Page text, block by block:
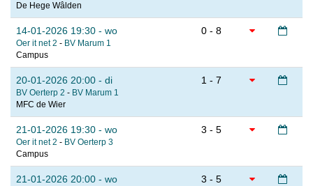
De Hege Wâlden
14-01-2026 19:30 - wo
Oer it net 2 - BV Marum 1
Campus
0 - 8
20-01-2026 20:00 - di
BV Oerterp 2 - BV Marum 1
MFC de Wier
1 - 7
21-01-2026 19:30 - wo
Oer it net 2 - BV Oerterp 3
Campus
3 - 5
21-01-2026 20:00 - wo 3 - 5